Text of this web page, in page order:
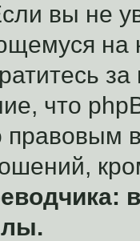
вы не
что